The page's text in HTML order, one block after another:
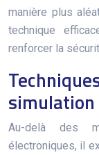
manière plus
technique
renforcer la
simulation
Au-delà des
électroniques, il